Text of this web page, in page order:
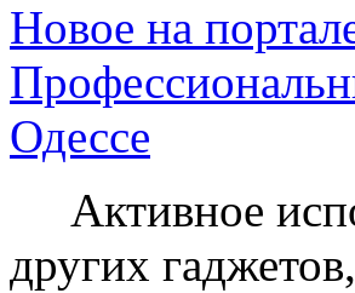
Новое на
Одессе
Активное
других